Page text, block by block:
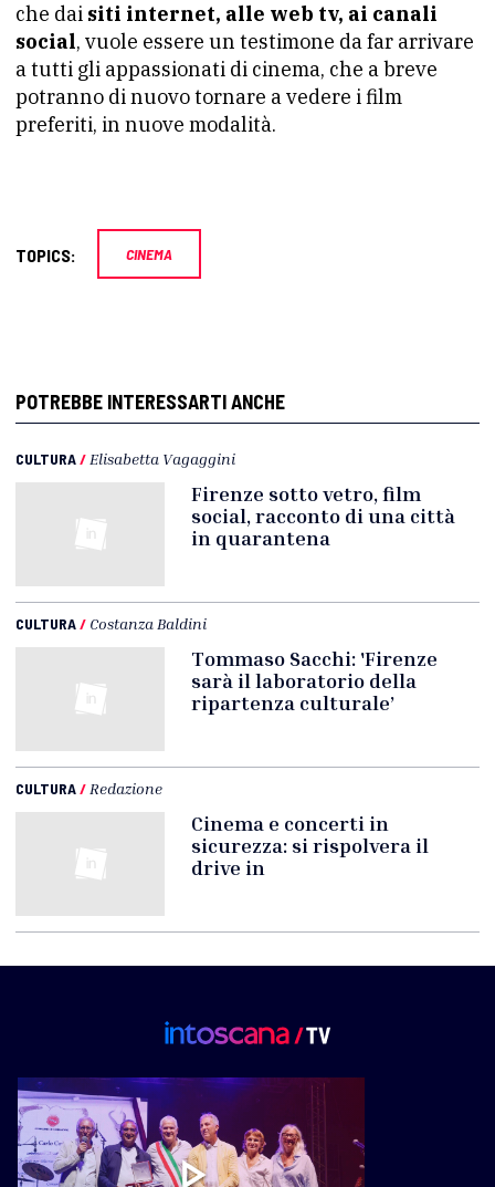
che dai siti internet, alle web tv, ai canali
social, vuole essere un testimone da far arrivare
a tutti gli appassionati di cinema, che a breve
potranno di nuovo tornare a vedere i film
preferiti, in nuove modalità.
TOPICS: CINEMA
POTREBBE INTERESSARTI ANCHE
CULTURA/ Elisabetta Vagaggini
Firenze sotto vetro, film
social, racconto di una città
in quarantena
CULTURA/ Costanza Baldini
Tommaso Sacchi: 'Firenze
sarà il laboratorio della
ripartenza culturale’
CULTURA/ Redazione
Cinema e concerti in
sicurezza: si rispolvera il
drive in